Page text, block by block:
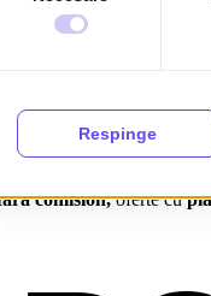
completă de:
comision,oferte cu